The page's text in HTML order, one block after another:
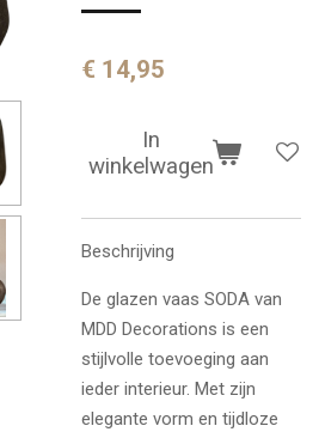
€ 14,95
In
winkelwagen
Beschrijving
De glazen vaas SODA van
MDD Decorations is een
stijlvolle toevoeging aan
ieder interieur. Met zijn
elegante vorm en tijdloze